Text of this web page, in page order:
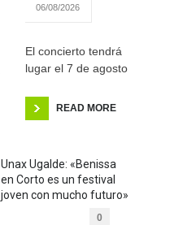
06/08/2026
El concierto tendrá
lugar el 7 de agosto
READ MORE
Unax Ugalde: «Benissa
en Corto es un festival
joven con mucho futuro»
0